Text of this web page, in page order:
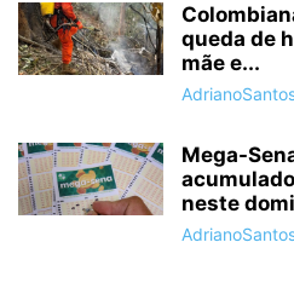
queda de
mãe e...
Mega-
neste